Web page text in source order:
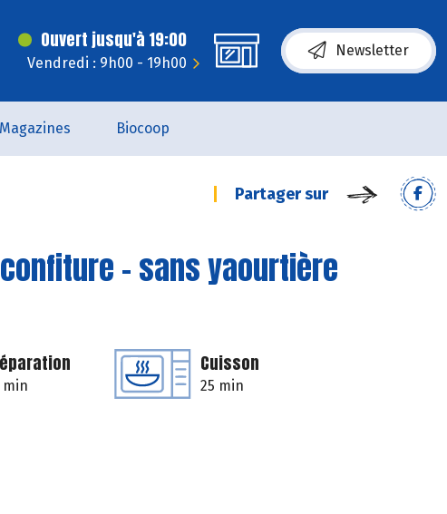
Ouvert jusqu'à 19:00
Vendredi : 9h00 - 19h00
Newsletter
Magazines Biocoop
Partager sur
- sans yaourtière
min
Cuisson
25 min